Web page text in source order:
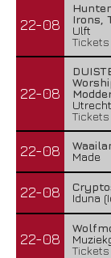
22-08
Irons,
Ulft
Tickets
22-08
Utrecht
Tickets
22-08
Made
22-08
Iduna
22-08
Tickets